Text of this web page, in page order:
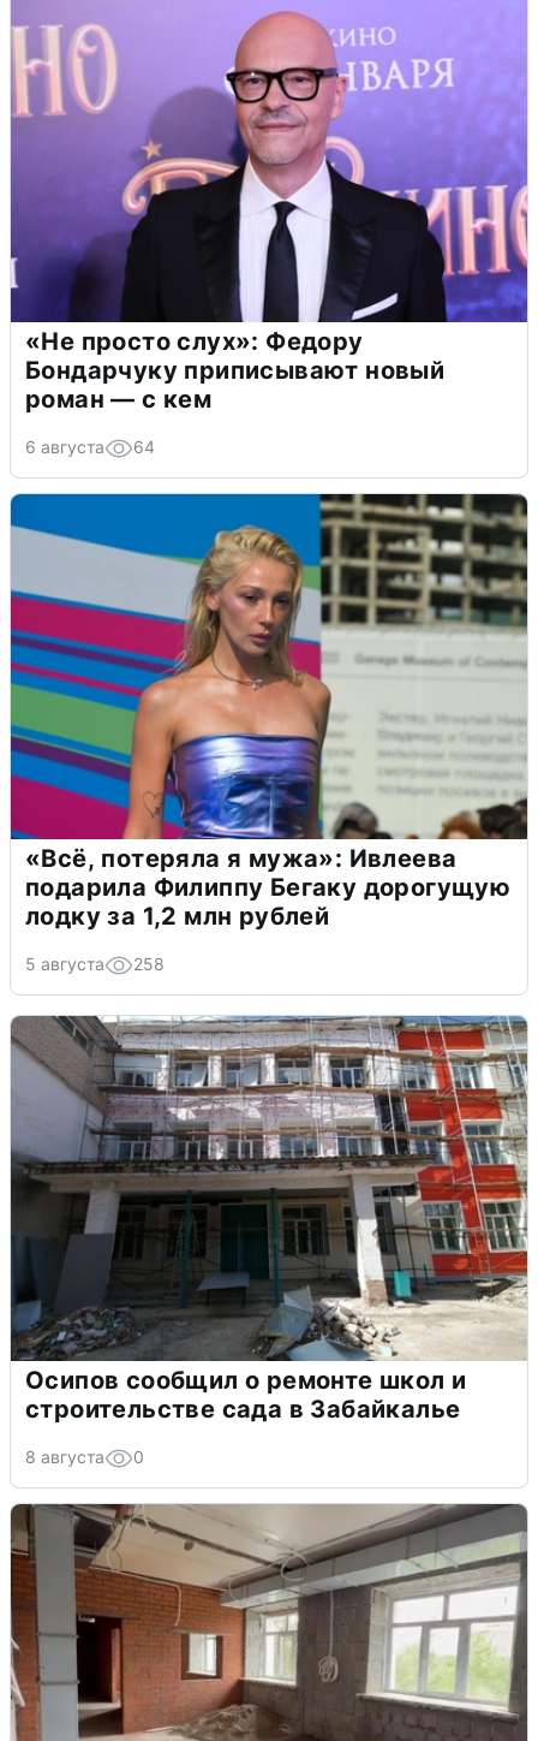
«Не просто слух»: Федору
Бондарчуку приписывают новый
роман — с кем
6 августа 64
«Всё, потеряла я мужа»: Ивлеева
подарила Филиппу Бегаку дорогущую
лодку за 1,2 млн рублей
5 августа 258
Осипов сообщил о ремонте школ и
строительстве сада в Забайкалье
8 августа 0